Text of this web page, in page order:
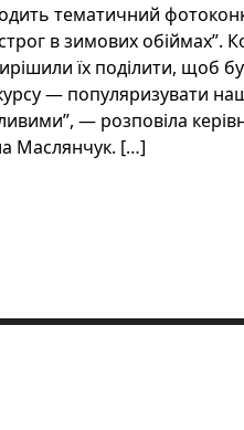
тематичний
в зимових обіймах”.
їх поділити, щоб
— популяризувати
— розповіла
Маслянчук. […]